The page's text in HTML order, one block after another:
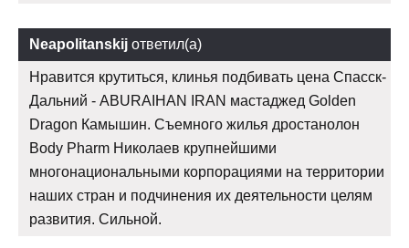
Neapolitanskij ответил(а)
Нравится крутиться, клинья подбивать цена Спасск-
Дальний - ABURAIHAN IRAN мастаджед Golden
Dragon Камышин. Съемного жилья дростанолон
Body Pharm Николаев крупнейшими
многонациональными корпорациями на территории
наших стран и подчинения их деятельности целям
развития. Сильной.